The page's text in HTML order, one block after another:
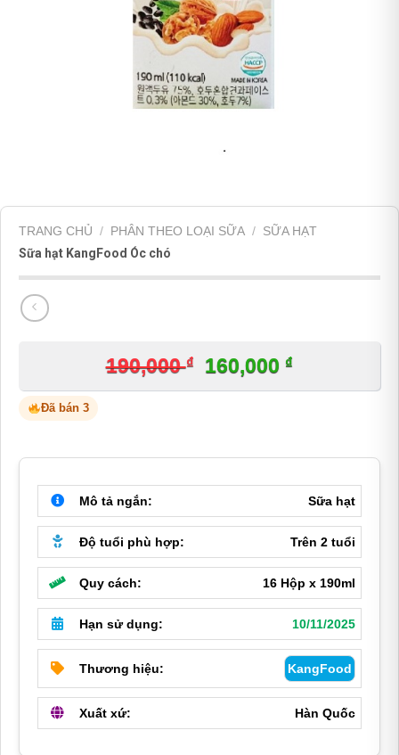
TRANG CHỦ / PHÂN THEO LOẠI SỮA / SỮA HẠT
Sữa hạt KangFood Óc chó
190,000₫
Giá
gốc
190,000 ₫.
160,000 ₫
hiện
là:
160,000 ₫.
Đã bán 3
Mô tả ngắn: Sữa hạt
Độ tuổi phù hợp: Trên 2 tuổi
Quy cách: 16 Hộp x 190ml
Hạn sử dụng: 10/11/2025
Thương hiệu: KangFood
Xuất xứ: Hàn Quốc